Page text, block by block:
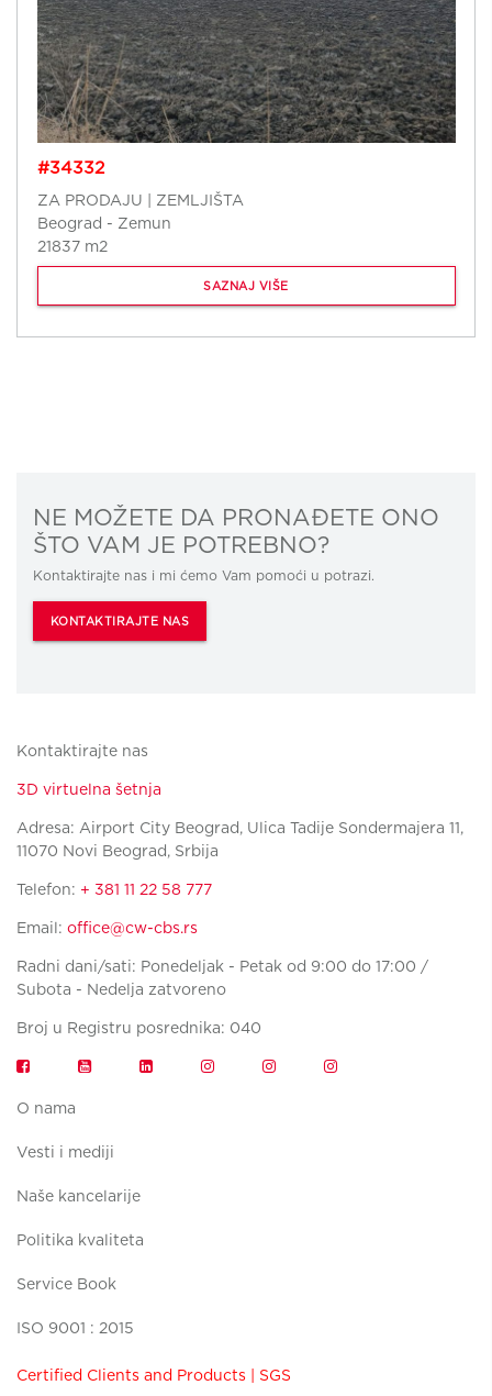
#34332
ZA PRODAJU | ZEMLJIŠTA
Beograd - Zemun
21837 m2
SAZNAJ VIŠE
NE MOŽETE DA PRONAĐETE ONO
ŠTO VAM JE POTREBNO?
Kontaktirajte nas i mi ćemo Vam pomoći u potrazi.
KONTAKTIRAJTE NAS
Kontaktirajte nas
3D virtuelna šetnja
Adresa: Airport City Beograd, Ulica Tadije Sondermajera 11,
11070 Novi Beograd, Srbija
Telefon: + 381 11 22 58 777
Email: office@cw-cbs.rs
Radni dani/sati: Ponedeljak - Petak od 9:00 do 17:00 /
Subota - Nedelja zatvoreno
Broj u Registru posrednika: 040
O nama
Vesti i mediji
Naše kancelarije
Politika kvaliteta
Service Book
ISO 9001 : 2015
Certified Clients and Products | SGS